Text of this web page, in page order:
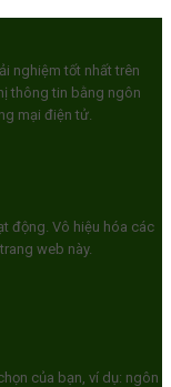
nghiệm tốt nhất trên
thông tin bằng ngôn
mại điện tử.
động. Vô hiệu hóa các
web này.
của bạn, ví dụ: ngôn